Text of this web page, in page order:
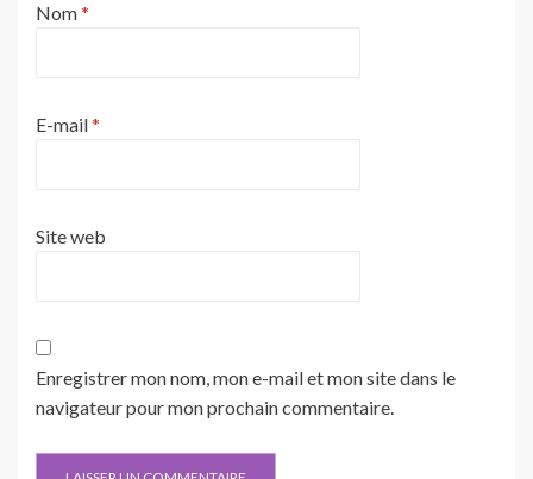
Nom*
E-mail*
Site web
Enregistrer mon nom, mon e-mail et mon site dans le
navigateur pour mon prochain commentaire.